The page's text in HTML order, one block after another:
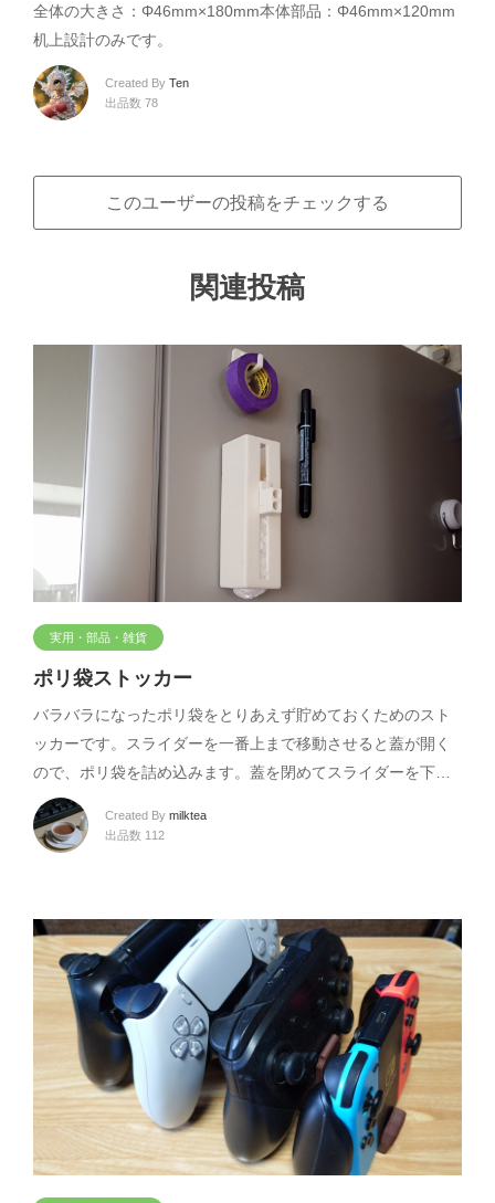
全体の大きさ：Φ46mm×180mm本体部品：Φ46mm×120mm
机上設計のみです。
Created By Ten
出品数 78
このユーザーの投稿をチェックする
関連投稿
実用・部品・雑貨
ポリ袋ストッカー
バラバラになったポリ袋をとりあえず貯めておくためのスト
ッカーです。スライダーを一番上まで移動させると蓋が開く
ので、ポリ袋を詰め込みます。蓋を閉めてスライダーを下…
Created By milktea
出品数 112